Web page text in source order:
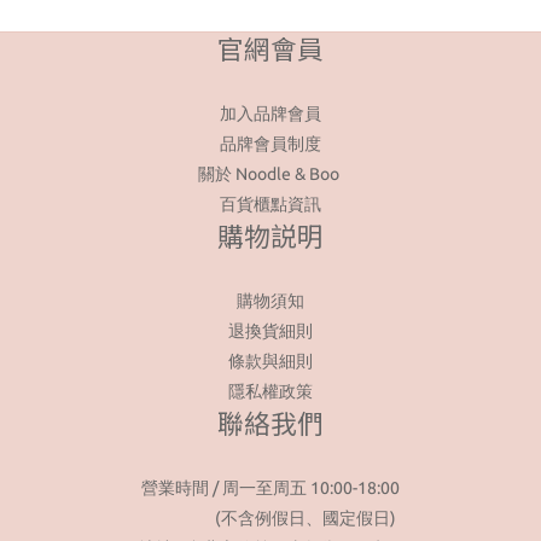
官網會員
加入品牌會員
品牌會員制度
關於 Noodle & Boo
百貨櫃點資訊
購物説明
購物須知
退換貨細則
條款與細則
隱私權政策
聯絡我們
營業時間 / 周一至周五 10:00-18:00
(不含例假日、國定假日)